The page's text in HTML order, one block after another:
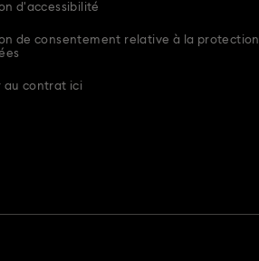
d'accessibilité
de consentement relative à la protection
au contrat ici